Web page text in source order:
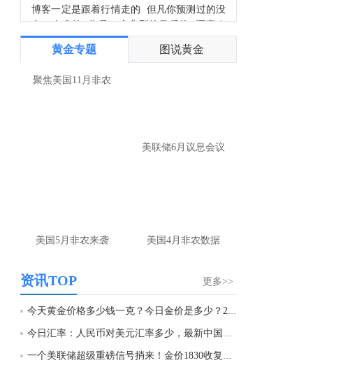
博客一定是跟着行情走的 但凡你预测过的没
有一次准的 你是一个典型的马后炮 还喜欢
装逼
是反复强调思路，反复提示布局，没看见每
个单，你再看你，等到4250做多？给你4250
还有机会出来吗？请老师指导一下谢谢！
匿名用户-当前页面：老师 今天黄金怎么看
杨山海：趋势出来了，顺势看涨
黄金专题 图说黄金
聚焦美国11月非农
美联储6月议息会议
美国5月非农来袭 美国4月非农数据
更多>>
资讯TOP
今天黄金价格多少钱一克？今日金价是多少？2023...
今日汇率：人民币对美元汇率多少，最新中国银行...
一个美联储超级重磅信号捎来！金价1830收复关键...